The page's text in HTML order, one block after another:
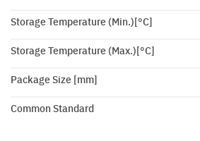
Storage Temperature (Min.)[°C]
Storage Temperature (Max.)[°C]
Package Size [mm]
Common Standard